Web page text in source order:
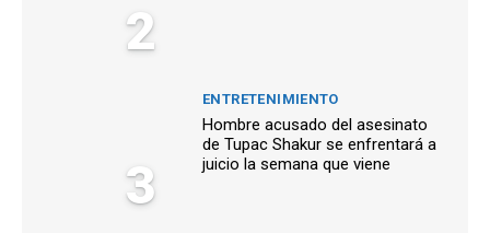
2
3
ENTRETENIMIENTO
Hombre acusado del asesinato
de Tupac Shakur se enfrentará a
juicio la semana que viene